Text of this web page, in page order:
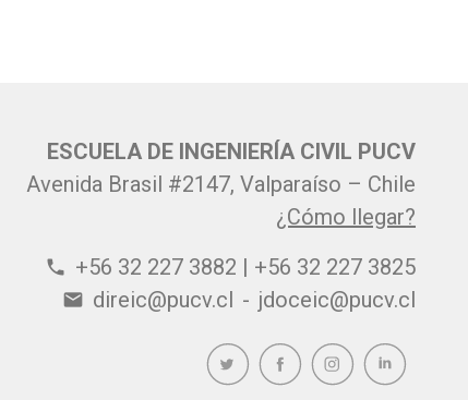
ESCUELA DE INGENIERÍA CIVIL PUCV
Avenida Brasil #2147, Valparaíso – Chile
¿Cómo llegar?
phone +56 32 227 3882 | +56 32 227 3825
email direic@pucv.cl - jdoceic@pucv.cl